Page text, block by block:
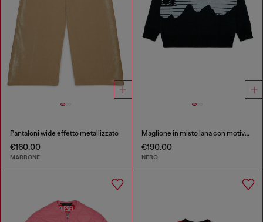
Pantaloni wide effetto metallizzato
€160.00
MARRONE
Maglione in misto lana con motivo montagna
€190.00
NERO